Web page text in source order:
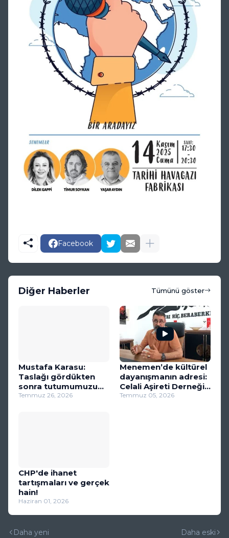
Facebook
Diğer Haberler Tümünü göster
Mustafa Karasu:
Taslağı gördükten
sonra tutumumuzu
net ortaya koyarız
Temmuz 26, 2026
Menemen’de kültürel
dayanışmanın adresi:
Celali Aşireti Derneği
(VİDEO)
Temmuz 05, 2026
CHP'de ihanet
tartışmaları ve gerçek
hain!
Haziran 01, 2026
Daha yeni Daha eski